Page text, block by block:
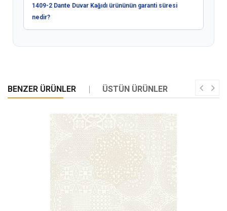
1409-2 Dante Duvar Kağıdı ürününün garanti süresi
nedir?
BENZER ÜRÜNLER ÜSTÜN ÜRÜNLER